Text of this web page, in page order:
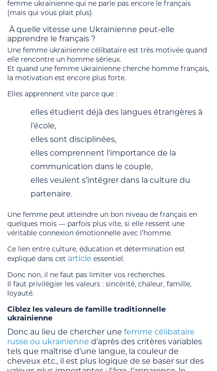
femme ukrainienne qui ne parle pas encore le français
(mais qui vous plait plus).
À quelle vitesse une Ukrainienne peut-elle
apprendre le français ?
Une femme ukrainienne célibataire est très motivée quand
elle rencontre un homme sérieux.
Et quand une femme ukrainienne cherche homme français,
la motivation est encore plus forte.
Elles apprennent vite parce que :
elles étudient déjà des langues étrangères à
l’école,
elles sont disciplinées,
elles comprennent l’importance de la
communication dans le couple,
elles veulent s’intégrer dans la culture du
partenaire.
Une femme peut atteindre un bon niveau de français en
quelques mois — parfois plus vite, si elle ressent une
véritable connexion émotionnelle avec l’homme.
Ce lien entre culture, éducation et détermination est
expliqué dans cet article essentiel.
Donc non, il ne faut pas limiter vos recherches.
Il faut privilégier les valeurs : sincérité, chaleur, famille,
loyauté.
Ciblez les valeurs de famille traditionnelle
ukrainienne
Donc au lieu de chercher une femme célibataire
russe ou ukrainienne d’après des critères variables
tels que maîtrise d’une langue, la couleur de
cheveux etc., il est plus logique de se baser sur des